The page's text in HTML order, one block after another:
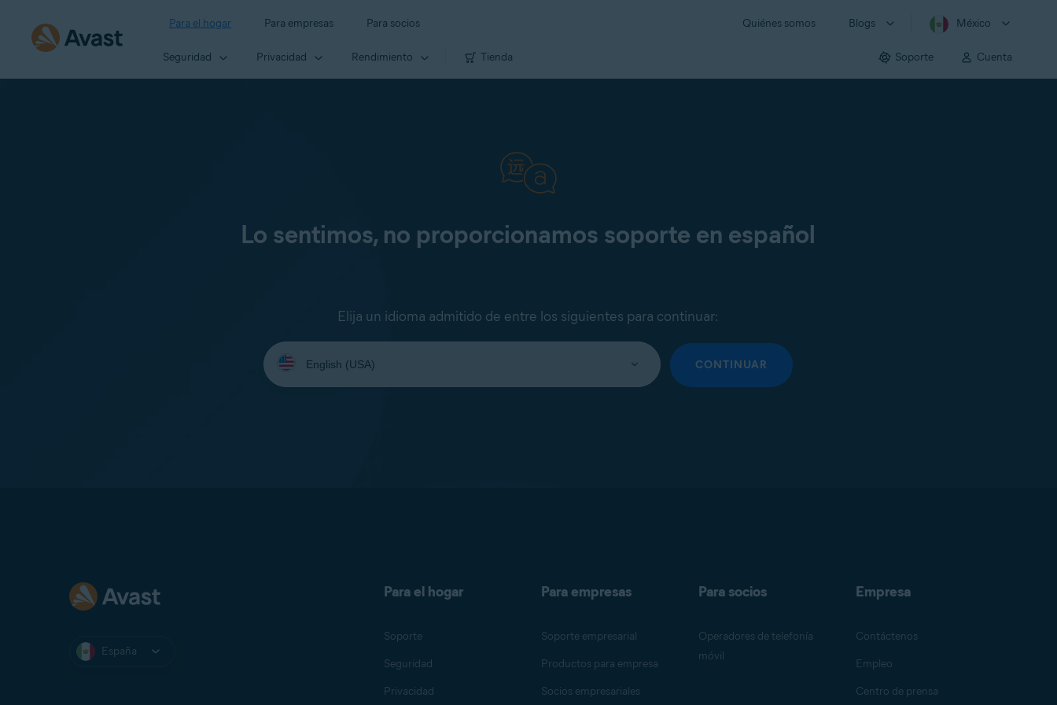
Para el hogar Para empresas Para socios Quiénes somos Blogs México
Seguridad Privacidad Rendimiento Tienda Soporte Cuenta
Lo sentimos, no proporcionamos soporte en español
Elija un idioma admitido de entre los siguientes para continuar:
Seleccione
su
idioma:
CONTINUAR
España
Para el hogar
Soporte
Seguridad
Privacidad
Para empresas
Soporte empresarial
Productos para empresa
Socios empresariales
Para socios
Operadores de telefonía
móvil
Empresa
Contáctenos
Empleo
Centro de prensa